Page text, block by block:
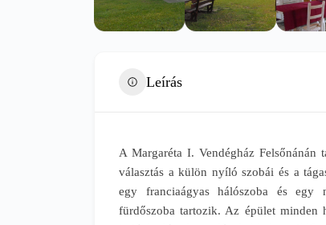
Leírás
A Margaréta I. Vendégház Felsőnánán
választás a külön nyíló szobái és a
egy franciaágyas hálószoba és egy
fürdőszoba tartozik. Az épület minden